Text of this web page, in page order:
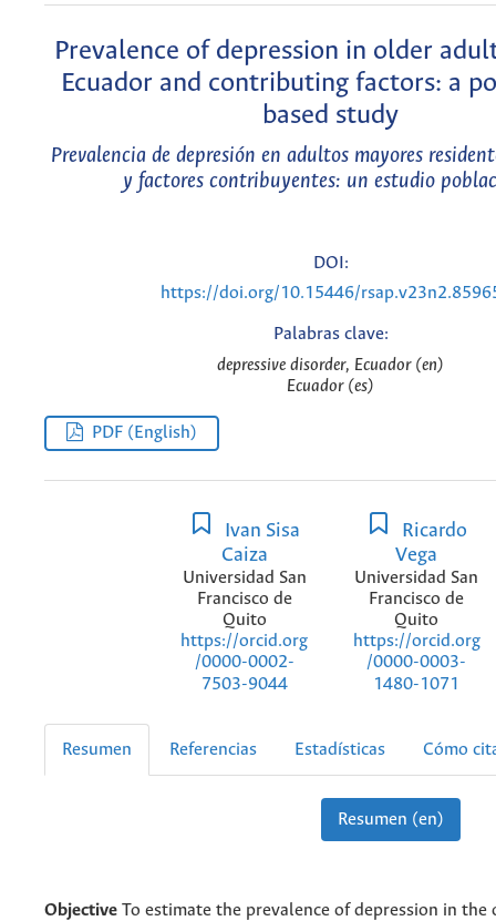
Prevalence of depression in older
Ecuador and contributing factors: a
based study
Prevalencia de depresión en adultos mayores
y factores contribuyentes: un estudio
DOI:
https://doi.org/10.15446/
Palabras clave:
depressive disorder, Ecuador (en)
Ecuador (es)
PDF (English)
Ivan Sisa
Caiza
Universidad San
Francisco de
Quito
https://orcid.org
/0000-0002-
7503-9044
Ricardo
Vega
Universidad San
Francisco de
Quito
https://orcid.org
/0000-0003-
1480-1071
Resumen Referencias Estadísticas Cómo
Resumen (en)
Objective To estimate the prevalence of depression in the